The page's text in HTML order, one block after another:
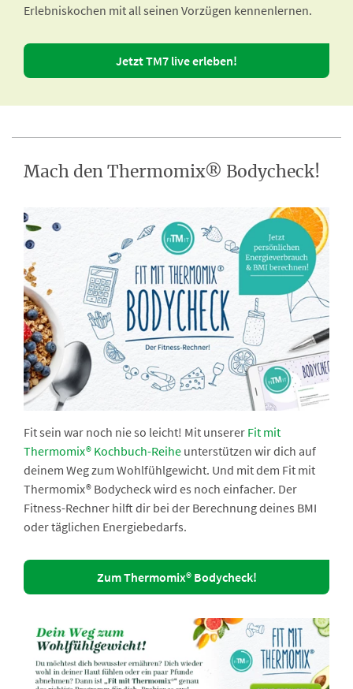
Erlebniskochen mit all seinen Vorzügen kennenlernen.
Jetzt TM7 live erleben!
Mach den Thermomix® Bodycheck!
Fit sein war noch nie so leicht! Mit unserer Fit mit
Thermomix® Kochbuch-Reihe unterstützen wir dich auf
deinem Weg zum Wohlfühlgewicht. Und mit dem Fit mit
Thermomix® Bodycheck wird es noch einfacher. Der
Fitness-Rechner hilft dir bei der Berechnung deines BMI
oder täglichen Energiebedarfs.
Zum Thermomix® Bodycheck!